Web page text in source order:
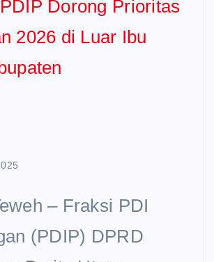
– Fraksi PDI
(PDIP) DPRD